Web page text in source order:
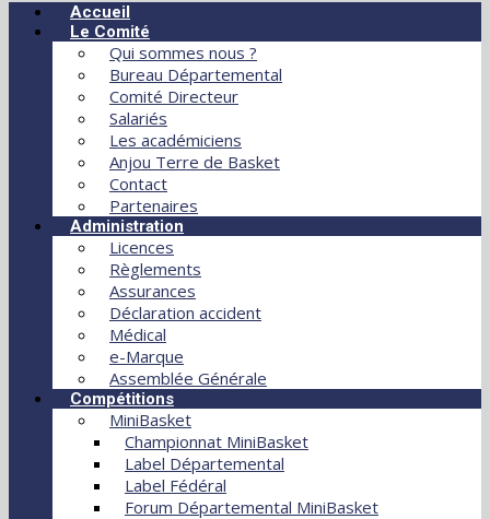
Accueil
Le Comité
Qui sommes nous ?
Bureau Départemental
Comité Directeur
Salariés
Les académiciens
Anjou Terre de Basket
Contact
Partenaires
Administration
Licences
Règlements
Assurances
Déclaration accident
Médical
e-Marque
Assemblée Générale
Compétitions
MiniBasket
Championnat MiniBasket
Label Départemental
Label Fédéral
Forum Départemental MiniBasket